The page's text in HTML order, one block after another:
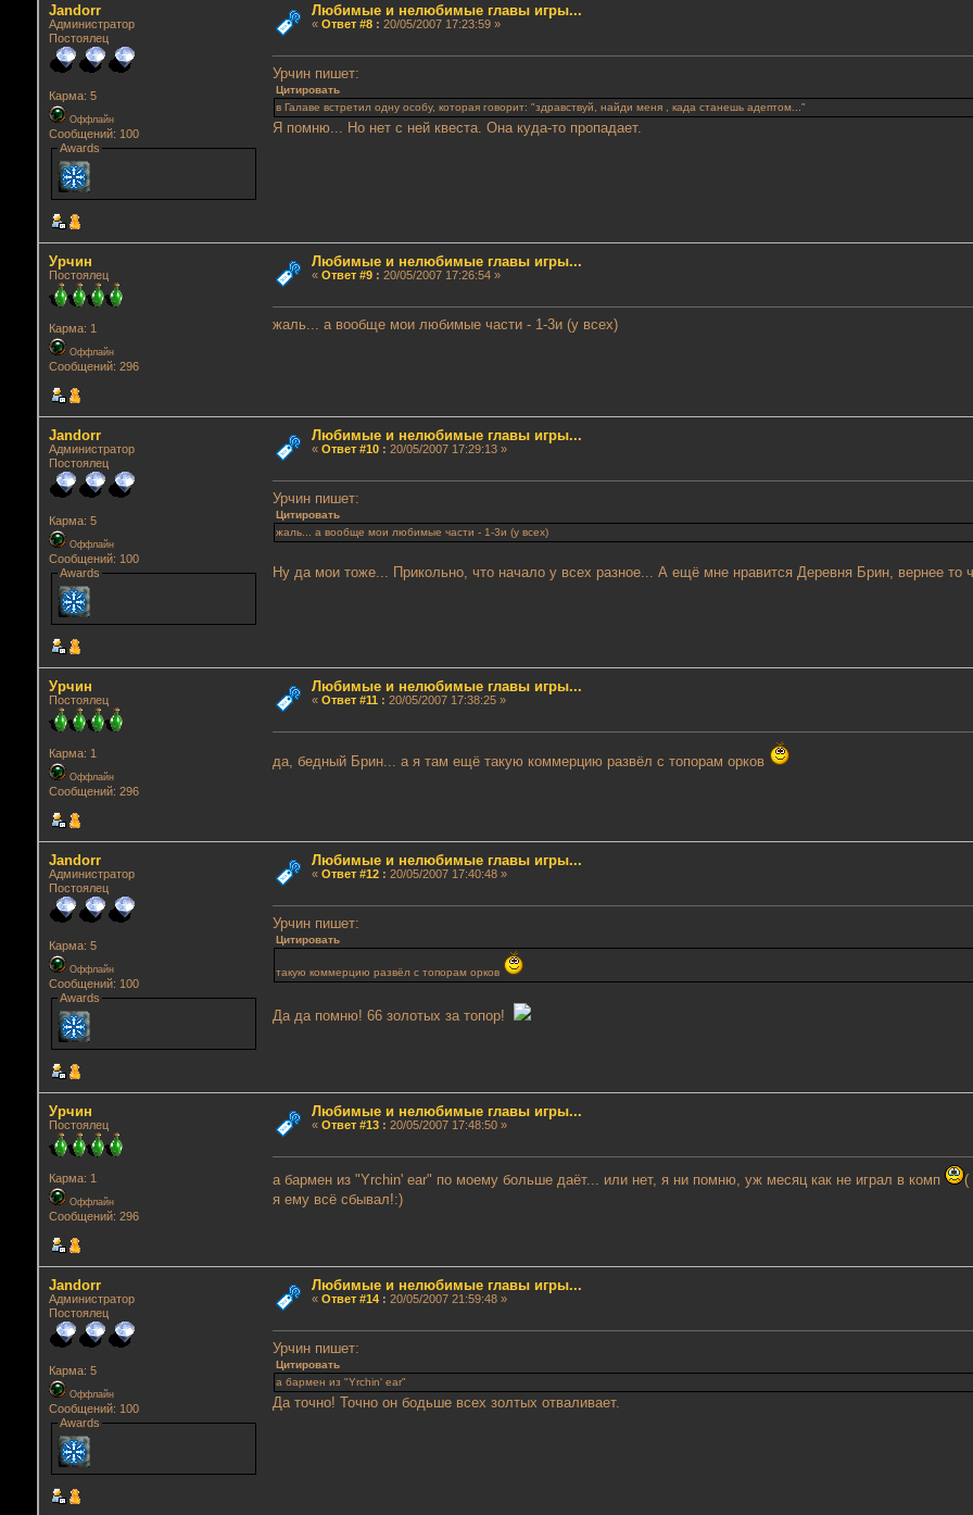
Jandorr
Администратор
Постоялец
Карма: 5
Оффлайн
Сообщений: 100
Awards
Любимые и нелюбимые главы игры...
« Ответ #8: 20/05/2007 17:23:59 »
Урчин пишет:
Цитировать
в Галаве встретил одну особу, которая говорит: "здравствуй, найди меня , када станешь адептом..."
Я помню... Но нет с ней квеста. Она куда-то пропадает.
Урчин
Постоялец
Карма: 1
Оффлайн
Сообщений: 296
Любимые и нелюбимые главы игры...
« Ответ #9: 20/05/2007 17:26:54 »
жаль... а вообще мои любимые части - 1-3и (у всех)
Jandorr
Администратор
Постоялец
Карма: 5
Оффлайн
Сообщений: 100
Awards
Любимые и нелюбимые главы игры...
« Ответ #10: 20/05/2007 17:29:13 »
Урчин пишет:
Цитировать
жаль... а вообще мои любимые части - 1-3и (у всех)
Ну да мои тоже... Прикольно, что начало у всех разное... А ещё мне нравится Деревня Брин, вернее то
Урчин
Постоялец
Карма: 1
Оффлайн
Сообщений: 296
Любимые и нелюбимые главы игры...
« Ответ #11 : 20/05/2007 17:38:25 »
да, бедный Брин... а я там ещё такую коммерцию развёл с топорам орков
Jandorr
Администратор
Постоялец
Карма: 5
Оффлайн
Сообщений: 100
Awards
Любимые и нелюбимые главы игры...
« Ответ #12: 20/05/2007 17:40:48 »
Урчин пишет:
Цитировать
такую коммерцию развёл с топорам орков
Да да помню! 66 золотых за топор!
Урчин
Постоялец
Карма: 1
Оффлайн
Сообщений: 296
Любимые и нелюбимые главы игры...
« Ответ #13: 20/05/2007 17:48:50 »
а бармен из "Yrchin' ear" по моему больше даёт... или нет, я ни помню, уж месяц как не играл в комп
(
я ему всё сбывал!:)
Jandorr
Администратор
Постоялец
Карма: 5
Оффлайн
Сообщений: 100
Awards
Любимые и нелюбимые главы игры...
« Ответ #14: 20/05/2007 21:59:48 »
Урчин пишет:
Цитировать
а бармен из "Yrchin' ear"
Да точно! Точно он бодьше всех золтых отваливает.